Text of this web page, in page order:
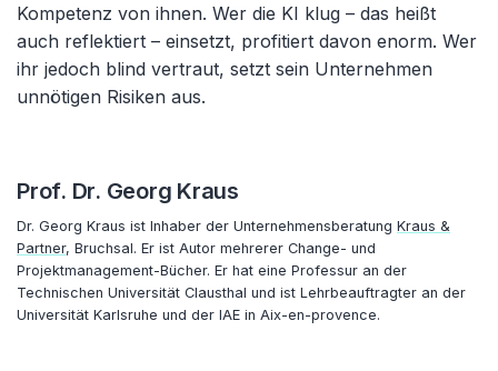
Kompetenz von ihnen. Wer die KI klug – das heißt
auch reflektiert – einsetzt, profitiert davon enorm. Wer
ihr jedoch blind vertraut, setzt sein Unternehmen
unnötigen Risiken aus.
Prof. Dr. Georg Kraus
Dr. Georg Kraus ist Inhaber der Unternehmensberatung Kraus &
Partner, Bruchsal. Er ist Autor mehrerer Change- und
Projektmanagement-Bücher. Er hat eine Professur an der
Technischen Universität Clausthal und ist Lehrbeauftragter an der
Universität Karlsruhe und der IAE in Aix-en-provence.